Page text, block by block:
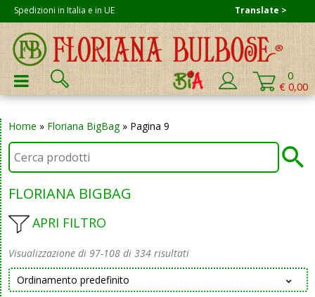
Skip
to
content
Spedizioni in Italia e in UE
Cerca:
0
€ 0,00
PRIMARY MENU
Home » Floriana BigBag» Pagina 9
FLORIANA BIGBAG
APRI FILTRO
Visualizzazione di 97-108 di 334 risultati
Translate >